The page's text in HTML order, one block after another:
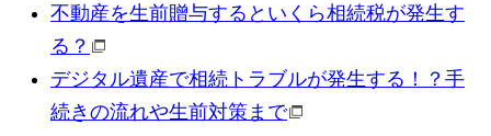
不動産を生前贈与するといくら相続税が発生す
る？
デジタル遺産で相続トラブルが発生する！？手
続きの流れや生前対策まで